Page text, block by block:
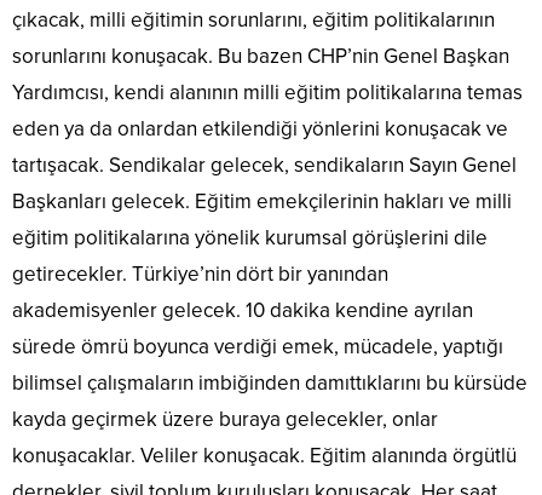
çıkacak, milli eğitimin sorunlarını, eğitim politikalarının
sorunlarını konuşacak. Bu bazen CHP’nin Genel Başkan
Yardımcısı, kendi alanının milli eğitim politikalarına temas
eden ya da onlardan etkilendiği yönlerini konuşacak ve
tartışacak. Sendikalar gelecek, sendikaların Sayın Genel
Başkanları gelecek. Eğitim emekçilerinin hakları ve milli
eğitim politikalarına yönelik kurumsal görüşlerini dile
getirecekler. Türkiye’nin dört bir yanından
akademisyenler gelecek. 10 dakika kendine ayrılan
sürede ömrü boyunca verdiği emek, mücadele, yaptığı
bilimsel çalışmaların imbiğinden damıttıklarını bu kürsüde
kayda geçirmek üzere buraya gelecekler, onlar
konuşacaklar. Veliler konuşacak. Eğitim alanında örgütlü